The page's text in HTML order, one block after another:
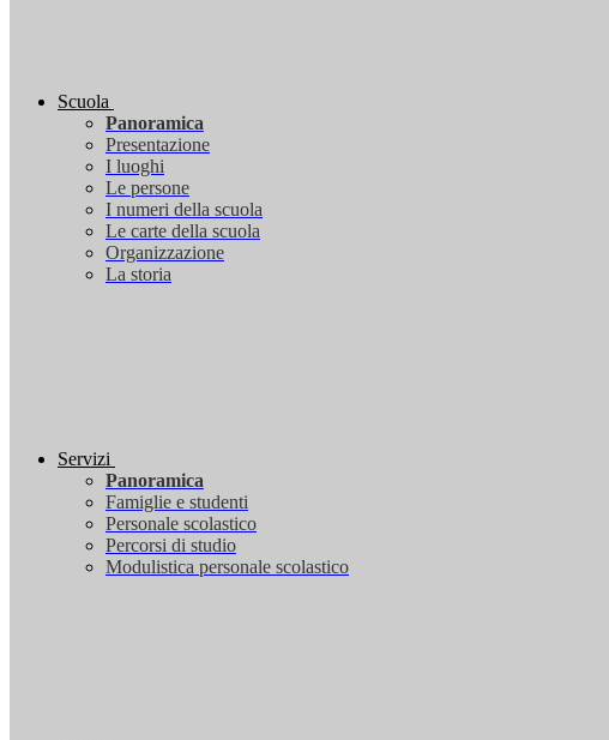
Scuola
Panoramica
Presentazione
I luoghi
Le persone
I numeri della scuola
Le carte della scuola
Organizzazione
La storia
Servizi
Panoramica
Famiglie e studenti
Personale scolastico
Percorsi di studio
Modulistica personale scolastico